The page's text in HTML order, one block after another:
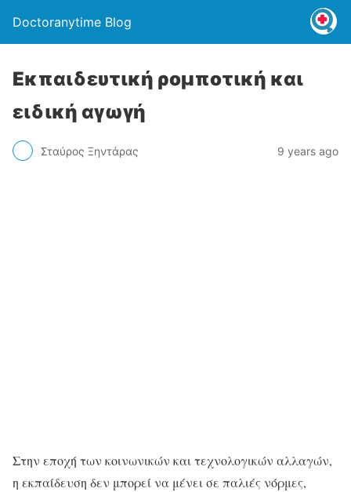
Doctoranytime Blog
Εκπαιδευτική ρομποτική και
ειδική αγωγή
Σταύρος Ξηντάρας 9 years ago
Στην εποχή των κοινωνικών και τεχνολογικών αλλαγών,
η εκπαίδευση δεν μπορεί να μένει σε παλιές νόρμες,